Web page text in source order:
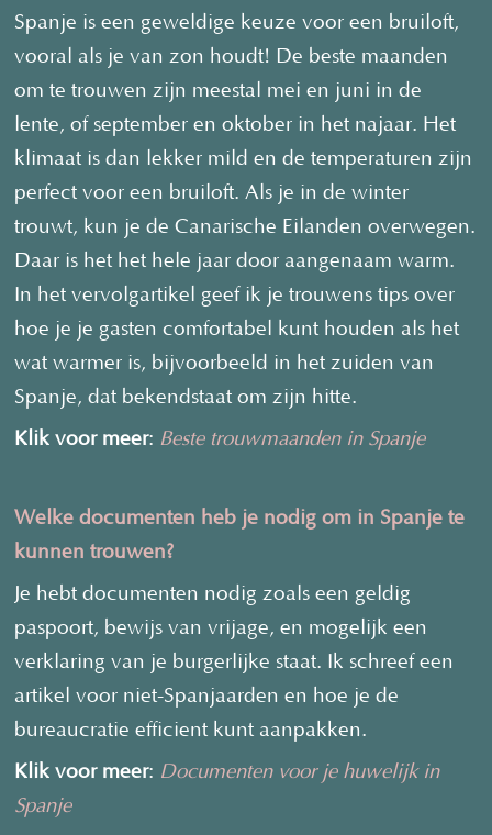
Spanje is een geweldige keuze voor een bruiloft,
vooral als je van zon houdt! De beste maanden
om te trouwen zijn meestal mei en juni in de
lente, of september en oktober in het najaar. Het
klimaat is dan lekker mild en de temperaturen zijn
perfect voor een bruiloft. Als je in de winter
trouwt, kun je de Canarische Eilanden overwegen.
Daar is het het hele jaar door aangenaam warm.
In het vervolgartikel geef ik je trouwens tips over
hoe je je gasten comfortabel kunt houden als het
wat warmer is, bijvoorbeeld in het zuiden van
Spanje, dat bekendstaat om zijn hitte.
Klik voor meer: Beste trouwmaanden in Spanje
Welke documenten heb je nodig om in Spanje te
kunnen trouwen?
Je hebt documenten nodig zoals een geldig
paspoort, bewijs van vrijage, en mogelijk een
verklaring van je burgerlijke staat. Ik schreef een
artikel voor niet-Spanjaarden en hoe je de
bureaucratie efficient kunt aanpakken.
Klik voor meer: Documenten voor je huwelijk in
Spanje